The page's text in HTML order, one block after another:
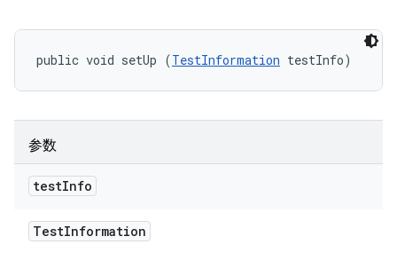
public void setUp (TestInformation testInfo)
参数
testInfo
TestInformation